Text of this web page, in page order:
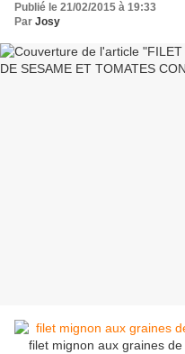
Publié le 21/02/2015 à 19:33
Par Josy
filet mignon aux graines